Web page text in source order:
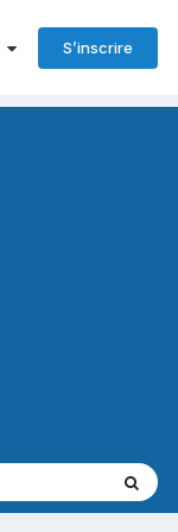
S’inscrire